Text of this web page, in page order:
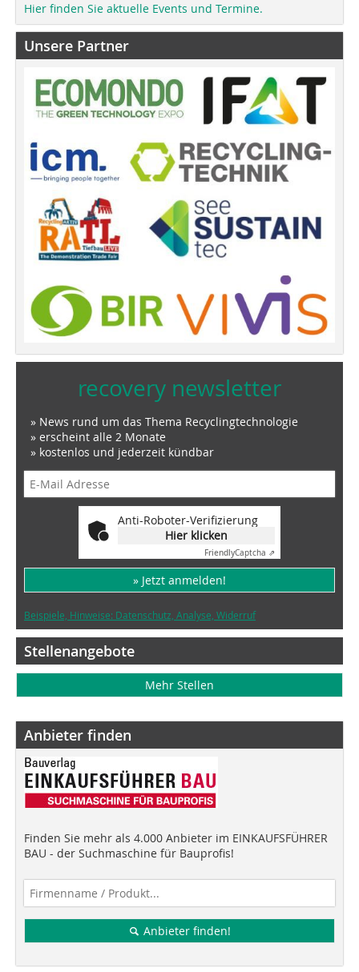
Hier finden Sie aktuelle Events und Termine.
Unsere Partner
recovery newsletter
» News rund um das Thema Recyclingtechnologie
» erscheint alle 2 Monate
» kostenlos und jederzeit kündbar
Anti-Roboter-Verifizierung
Hier klicken
FriendlyCaptcha ⇗
» Jetzt anmelden!
Beispiele, Hinweise: Datenschutz, Analyse, Widerruf
Stellenangebote
Mehr Stellen
Anbieter finden
Finden Sie mehr als 4.000 Anbieter im EINKAUFSFÜHRER
BAU - der Suchmaschine für Bauprofis!
Anbieter finden!